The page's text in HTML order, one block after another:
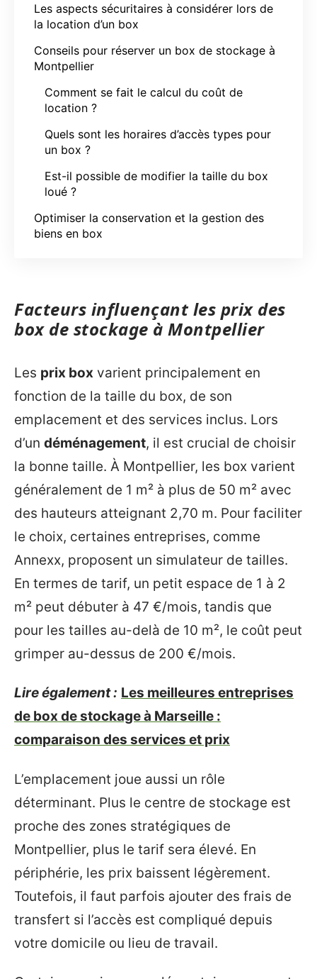
Les aspects sécuritaires à considérer lors de
la location d’un box
Conseils pour réserver un box de stockage à
Montpellier
Comment se fait le calcul du coût de
location ?
Quels sont les horaires d’accès types pour
un box ?
Est-il possible de modifier la taille du box
loué ?
Optimiser la conservation et la gestion des
biens en box
Facteurs influençant les prix des
box de stockage à Montpellier
Les prix box varient principalement en
fonction de la taille du box, de son
emplacement et des services inclus. Lors
d’un déménagement, il est crucial de choisir
la bonne taille. À Montpellier, les box varient
généralement de 1 m² à plus de 50 m² avec
des hauteurs atteignant 2,70 m. Pour faciliter
le choix, certaines entreprises, comme
Annexx, proposent un simulateur de tailles.
En termes de tarif, un petit espace de 1 à 2
m² peut débuter à 47 €/mois, tandis que
pour les tailles au-delà de 10 m², le coût peut
grimper au-dessus de 200 €/mois.
Lire également : Les meilleures entreprises
de box de stockage à Marseille :
comparaison des services et prix
L’emplacement joue aussi un rôle
déterminant. Plus le centre de stockage est
proche des zones stratégiques de
Montpellier, plus le tarif sera élevé. En
périphérie, les prix baissent légèrement.
Toutefois, il faut parfois ajouter des frais de
transfert si l’accès est compliqué depuis
votre domicile ou lieu de travail.